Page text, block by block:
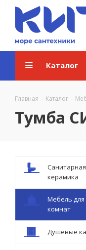
Каталог
Главная - Каталог -
Тумба
Санитарная
керамика
Мебель
комнат
Душевые